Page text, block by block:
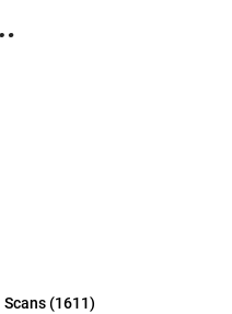
Scans (1611)